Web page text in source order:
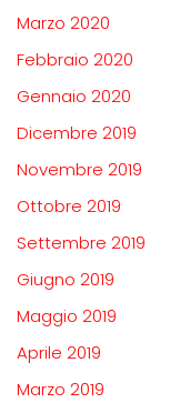
Marzo 2020
Febbraio 2020
Gennaio 2020
Dicembre 2019
Novembre 2019
Ottobre 2019
Settembre 2019
Giugno 2019
Maggio 2019
Aprile 2019
Marzo 2019